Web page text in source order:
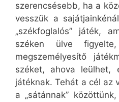
szerencsésebb, ha a
vesszük a
„székfoglalós” játék,
széken ülve
megszemélyesítő
széket, ahova leülhet,
játéknak. Tehát a cél az
a „sátánnak”